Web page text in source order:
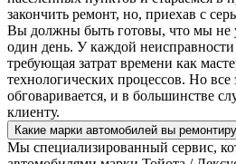
закончить ремонт, но, приехав с
Вы должны быть готовы, что мы не
один день. У каждой неисправности
требующая затрат времени как
технологических процессов. Но все
обговаривается, и в большинстве
клиенту.
Какие марки автомобилей вы
Мы специализированный сервис,